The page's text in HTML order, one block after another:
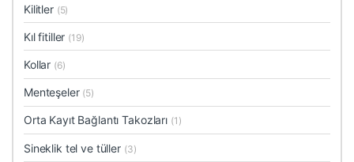
Kilitler (5)
Kıl fitiller (19)
Kollar (6)
Menteşeler (5)
Orta Kayıt Bağlantı Takozları (1)
Sineklik tel ve tüller (3)